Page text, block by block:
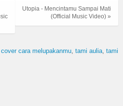
Utopia - Mencintamu Sampai Mati
(Official Music Video) »
cover cara melupakanmu tami aulia tami